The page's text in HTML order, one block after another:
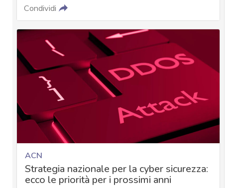
Condividi
ACN
Strategia nazionale per la cyber sicurezza:
ecco le priorità per i prossimi anni